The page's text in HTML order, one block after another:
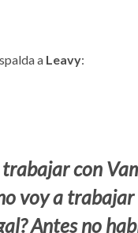
a Leavy:
con
voy a
Antes no